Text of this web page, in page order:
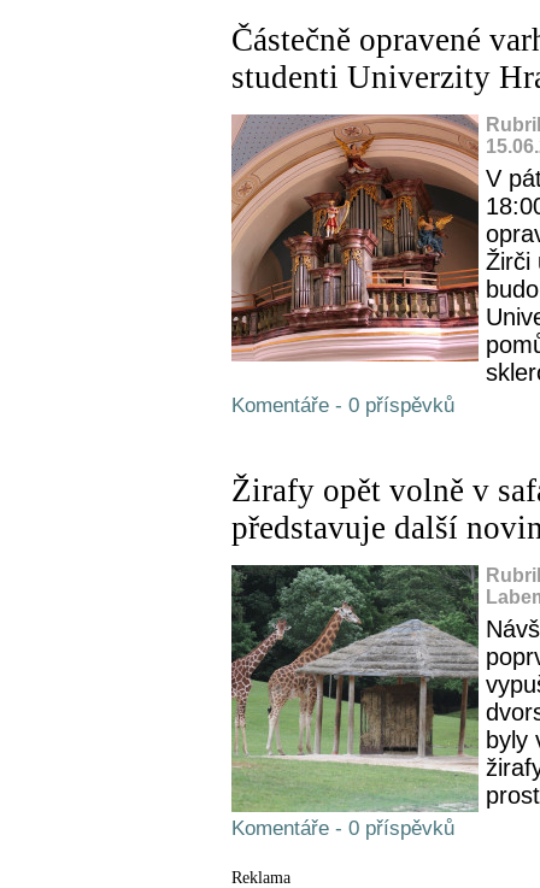
Částečně opravené
studenti Univerzity
V
Žirči
Komentáře - 0 příspěvků
Žirafy opět volně v
představuje další
byly
Komentáře - 0 příspěvků
Reklama